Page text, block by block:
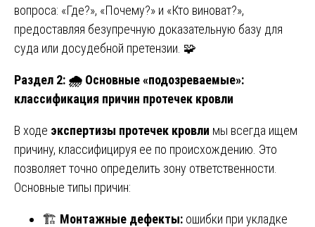
вопроса: «Где?», «Почему?» и «Кто виноват?»,
предоставляя безупречную доказательную базу для
суда или досудебной претензии. 🧩
Раздел 2: 🌧️ Основные «подозреваемые»:
классификация причин протечек кровли
В ходе экспертизы протечек кровли мы всегда ищем
причину, классифицируя ее по происхождению. Это
позволяет точно определить зону ответственности.
Основные типы причин:
🏗️ Монтажные дефекты: ошибки при укладке